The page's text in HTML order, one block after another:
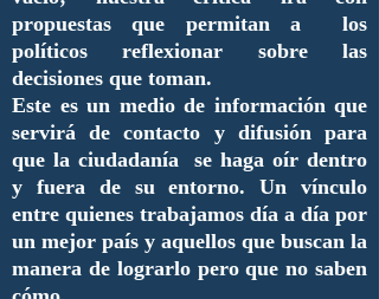
propuestas que permitan a los
políticos reflexionar sobre las
decisiones que toman.
Este es un medio de información que
servirá de contacto y difusión para
que la ciudadanía se haga oír dentro
y fuera de su entorno. Un vínculo
entre quienes trabajamos día a día por
un mejor país y aquellos que buscan la
manera de lograrlo pero que no saben